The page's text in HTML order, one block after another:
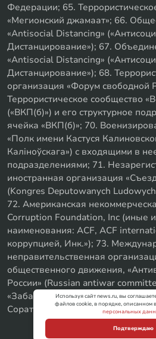
Федерации; 65.
«Мегионский джамаат»; 66.
«Antisocial Distancing»
Дистанцирование»); 67.
«Antisocial Distancing»
Дистанцирование»); 68.
организация «Форум свободной
Террористическое сообщество
(«ВКП(б)») и его структурное
ячейка «ВКП(б)»; 70.
«Полк имени Кастуся
Калiноўскага») с входящими в
подразделениями; 71.
иностранная организация
(Kongres Deputowanych
72. Американская
Corruption Foundation, Inc (иные
наименования: ACF, ACF
коррупцией, Инк.»); 73.
неправительственная
общественного движения,
России» (Russian antiwar
«Забайкальское левое
Соратники с Уфы»
Используя сайт news.ru, вы
файлов cookie, в порядке, описанном в
персональных
Подтверждаю